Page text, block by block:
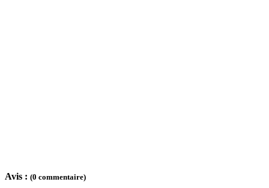
Avis : (0 commentaire)